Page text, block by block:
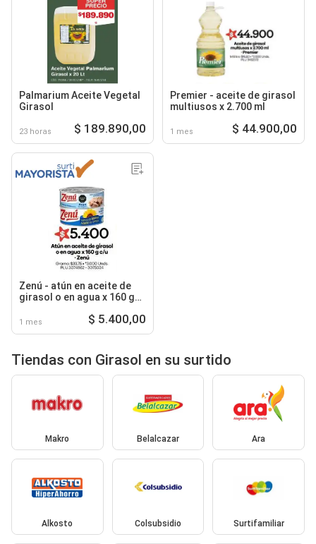
Palmarium Aceite Vegetal
Girasol
23 horas $ 189.890,00
Premier - aceite de girasol
multiusos x 2.700 ml
1 mes $ 44.900,00
Zenú - atún en aceite de
girasol o en agua x 160 g
1 mes $ 5.400,00
Tiendas con Girasol en su surtido
Makro Belalcazar Ara
Alkosto Colsubsidio Surtifamiliar